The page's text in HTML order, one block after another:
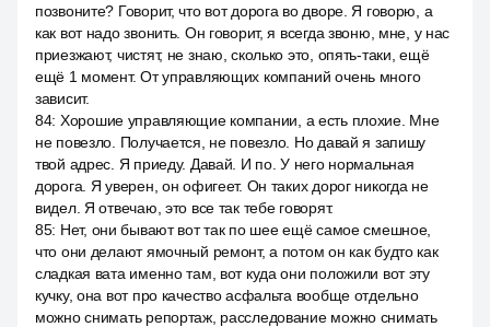
позвоните? Говорит, что вот дорога во дворе. Я говорю, а
как вот надо звонить. Он говорит, я всегда звоню, мне, у нас
приезжают, чистят, не знаю, сколько это, опять-таки, ещё
ещё 1 момент. От управляющих компаний очень много
зависит.
84: Хорошие управляющие компании, а есть плохие. Мне
не повезло. Получается, не повезло. Но давай я запишу
твой адрес. Я приеду. Давай. И по. У него нормальная
дорога. Я уверен, он офигеет. Он таких дорог никогда не
видел. Я отвечаю, это все так тебе говорят.
85: Нет, они бывают вот так по шее ещё самое смешное,
что они делают ямочный ремонт, а потом он как будто как
сладкая вата именно там, вот куда они положили вот эту
кучку, она вот про качество асфальта вообще отдельно
можно снимать репортаж, расследование можно снимать